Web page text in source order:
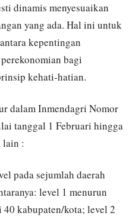
dinamis menyesuaikan
yang ada. Hal ini untuk
kepentingan
bagi
kehati-hatian.
dalam Inmendagri Nomor
tanggal 1 Februari hingga
lain :
pada sejumlah daerah
level 1 menurun
kabupaten/kota; level 2